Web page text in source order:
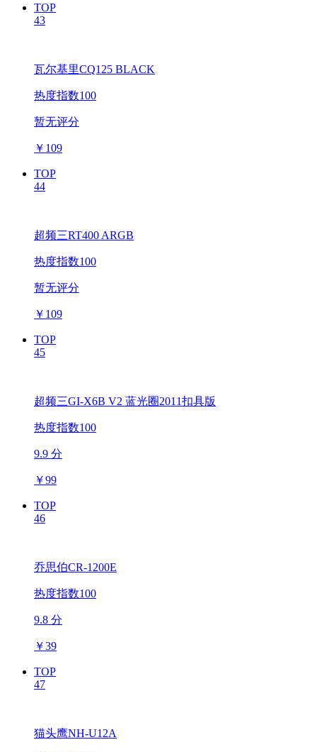
TOP
43
瓦尔基里CQ125 BLACK
热度指数100
暂无评分
￥ 109
TOP
44
超频三RT400 ARGB
热度指数100
暂无评分
￥ 109
TOP
45
超频三GI-X6B V2 蓝光圈2011扣具版
热度指数100
9.9 分
￥99
TOP
46
乔思伯CR-1200E
热度指数100
9.8 分
￥39
TOP
47
猫头鹰NH-U12A